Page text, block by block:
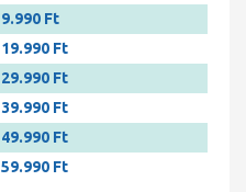
9.990 Ft
19.990 Ft
29.990 Ft
39.990 Ft
49.990 Ft
59.990 Ft